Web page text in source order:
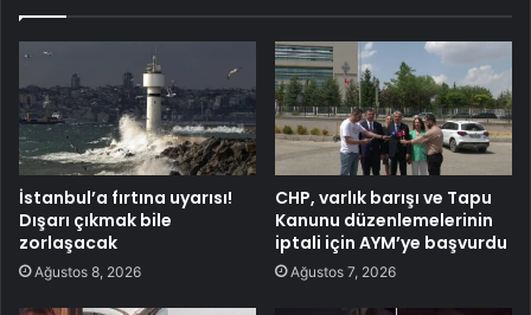
İstanbul’a fırtına uyarısı!
Dışarı çıkmak bile
zorlaşacak
Ağustos 8, 2026
CHP, varlık barışı ve Tapu
Kanunu düzenlemelerinin
iptali için AYM’ye başvurdu
Ağustos 7, 2026